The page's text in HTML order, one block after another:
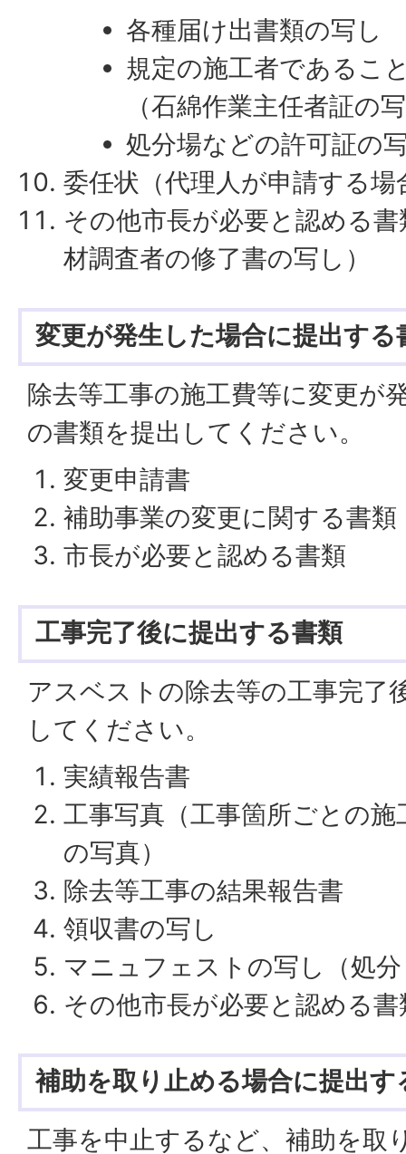
各種届け出書類の写し
規定の施工者であるこ
（石綿作業主任者証の
処分場などの許可証の
委任状（代理人が申請する場
その他市長が必要と認める
材調査者の修了書の写し）
変更が発生した場合に提出する
除去等工事の施工費等に変更が
の書類を提出してください。
変更申請書
補助事業の変更に関する書類
市長が必要と認める書類
工事完了後に提出する書類
アスベストの除去等の工事完了
してください。
実績報告書
工事写真（工事箇所ごとの
の写真）
除去等工事の結果報告書
領収書の写し
マニュフェストの写し（処
その他市長が必要と認める書
補助を取り止める場合に提出す
工事を中止するなど、補助を取